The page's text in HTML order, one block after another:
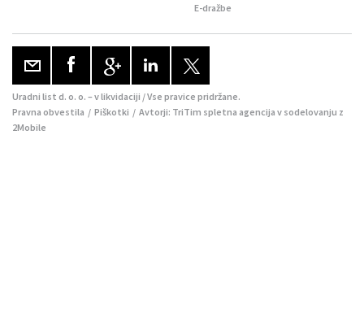
E-dražbe
Uradni list d. o. o. – v likvidaciji / Vse pravice pridržane.
Pravna obvestila / Piškotki / Avtorji: TriTim spletna agencija v sodelovanju z
2Mobile